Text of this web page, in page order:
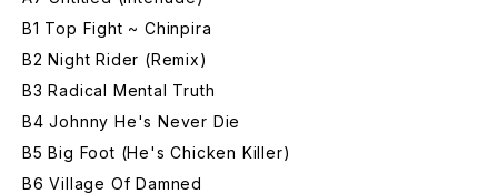
B1 Top Fight ~ Chinpira
B2 Night Rider (Remix)
B3 Radical Mental Truth
B4 Johnny He's Never Die
B5 Big Foot (He's Chicken Killer)
B6 Village Of Damned